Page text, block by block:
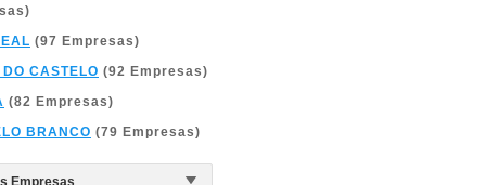
(97 Empresas)
CASTELO (92 Empresas)
(82 Empresas)
BRANCO (79 Empresas)